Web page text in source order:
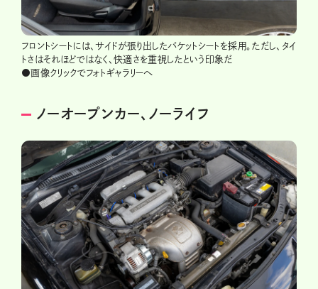
フロントシートには、サイドが張り出したバケットシートを採用。ただし、タイ
トさはそれほどではなく、快適さを重視したという印象だ
●画像クリックでフォトギャラリーへ
ノーオープンカー、ノーライフ